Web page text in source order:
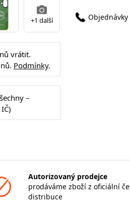
+1 další
vrátit.
Podmínky.
–
Autorizovaný prodejce
prodáváme zboží z oficiální
distribuce